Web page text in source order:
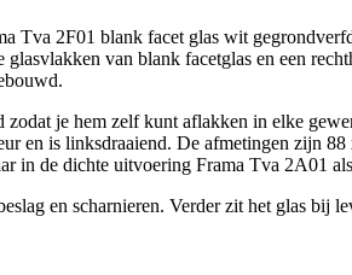
Tva 2F01 blank facet glas wit
glasvlakken van blank facetglas en een
je hem zelf kunt aflakken in elke
en is linksdraaiend. De afmetingen zijn
in de dichte uitvoering Frama Tva 2A01
en scharnieren. Verder zit het glas bij